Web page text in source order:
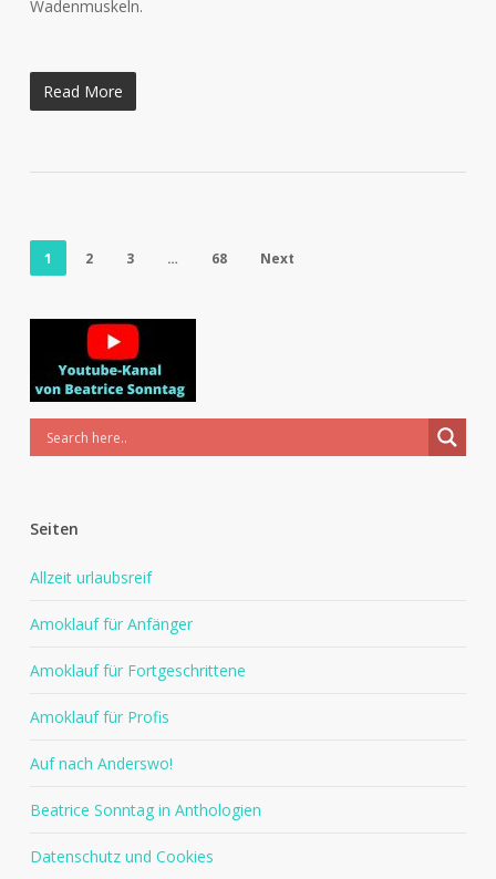
Wadenmuskeln.
Read More
1 2 3 … 68 Next
Seiten
Allzeit urlaubsreif
Amoklauf für Anfänger
Amoklauf für Fortgeschrittene
Amoklauf für Profis
Auf nach Anderswo!
Beatrice Sonntag in Anthologien
Datenschutz und Cookies